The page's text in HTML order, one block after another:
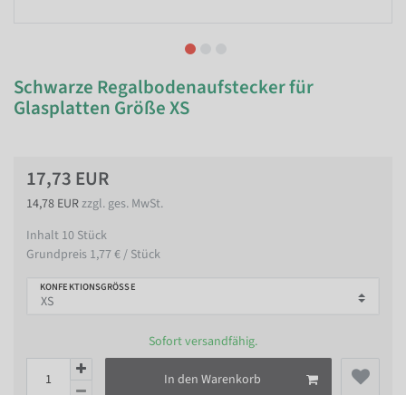
Schwarze Regalbodenaufstecker für
Glasplatten Größe XS
17,73 EUR
14,78 EURzzgl. ges. MwSt.
Inhalt 10 Stück
Grundpreis 1,77 € / Stück
KONFEKTIONSGRÖSSE
Sofort versandfähig.
In den Warenkorb